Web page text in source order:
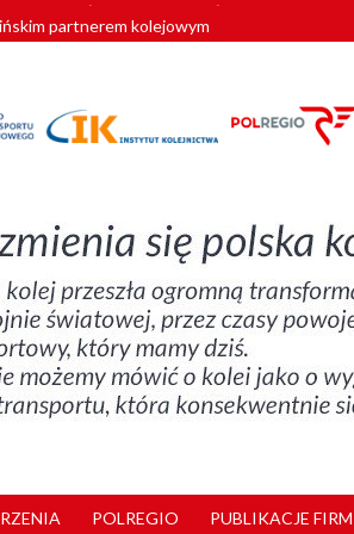
partnerem kolejowym
ELF-ów wyjedzie na tory w 2029 roku
pociągowych od początku roku
POLREGIO PUBLIKACJE FIRM